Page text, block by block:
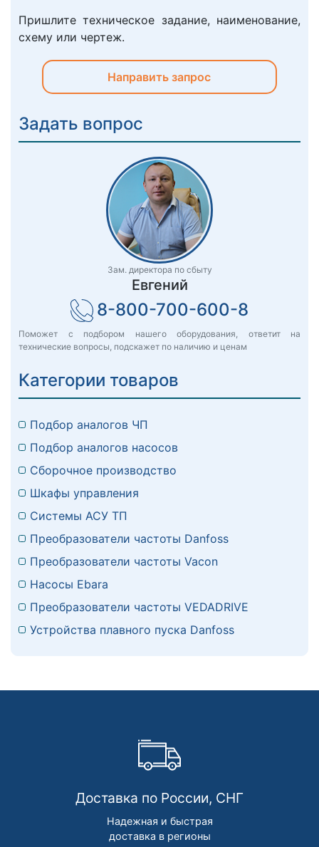
Пришлите техническое задание, наименование,
схему или чертеж.
Направить запрос
Задать вопрос
Зам. директора по сбыту
Евгений
8-800-700-600-8
Поможет с подбором нашего оборудования, ответит на
технические вопросы, подскажет по наличию и ценам
Категории товаров
Подбор аналогов ЧП
Подбор аналогов насосов
Сборочное производство
Шкафы управления
Системы АСУ ТП
Преобразователи частоты Danfoss
Преобразователи частоты Vacon
Насосы Ebara
Преобразователи частоты VEDADRIVE
Устройства плавного пуска Danfoss
Доставка по России, СНГ
Надежная и быстрая
доставка в регионы